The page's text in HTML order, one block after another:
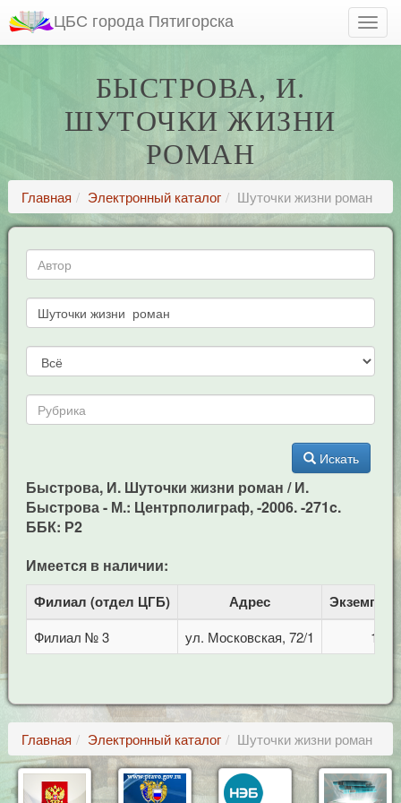
ЦБС города Пятигорска
БЫСТРОВА, И.
ШУТОЧКИ ЖИЗНИ
РОМАН
Главная Электронный каталог Шуточки жизни роман
Искать
Быстрова, И. Шуточки жизни роман / И.
Быстрова - М.: Центрполиграф, -2006. -271c.
ББК: Р2
Имеется в наличии:
Филиал (отдел ЦГБ) Адрес
Филиал № 3 ул. Московская, 72/1 1
Главная Электронный каталог Шуточки жизни роман